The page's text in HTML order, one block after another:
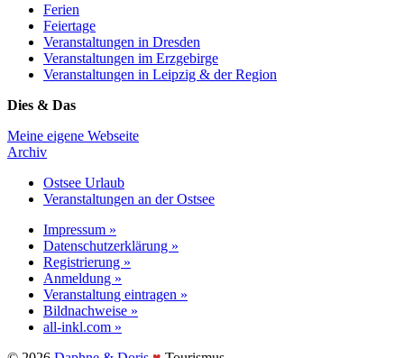
Ferien
Feiertage
Veranstaltungen in Dresden
Veranstaltungen im Erzgebirge
Veranstaltungen in Leipzig & der Region
Dies & Das
Meine eigene Webseite
Archiv
Ostsee Urlaub
Veranstaltungen an der Ostsee
Impressum »
Datenschutzerklärung »
Registrierung »
Anmeldung »
Veranstaltung eintragen »
Bildnachweise »
all-inkl.com »